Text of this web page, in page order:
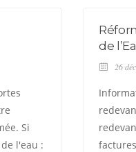
Si
l'eau :
de
26